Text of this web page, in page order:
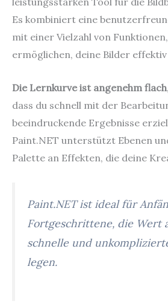
Es kombiniert eine
mit einer Vielzahl von
ermöglichen, deine Bilder
Die Lernkurve ist angenehm flach
dass du schnell mit der
beeindruckende Ergebnisse
Paint.NET unterstützt Ebenen
Palette an Effekten, die deine
Paint.NET ist ideal für
Fortgeschrittene, die Wert
schnelle und
legen.